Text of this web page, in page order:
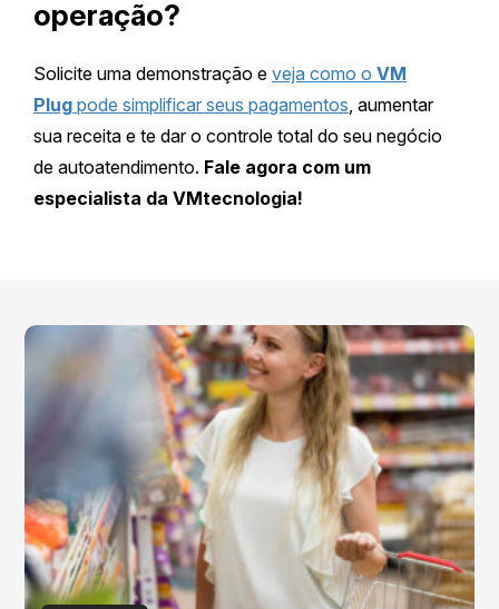
operação?
Solicite uma demonstração e veja como o VM
Plug pode simplificar seus pagamentos, aumentar
sua receita e te dar o controle total do seu negócio
de autoatendimento. Fale agora com um
especialista da VMtecnologia!